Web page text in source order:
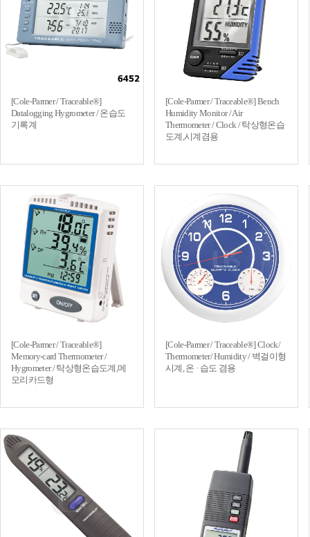
[Cole-Parmer / Traceable®]
Datalogging Hygrometer / 온습도
기록계
[Cole-Parmer / Traceable®] Bench
Humidity Monitor / Air
Thermometer / Clock / 탁상형온습
도계,시계겸용
[Cole-Parmer / Traceable®]
Memory-card Thermometer /
Hygrometer / 탁상형온습도계,메
모리카드형
[Cole-Parmer / Traceable®] Clock/
Thermometer/ Humidity / 벽걸이형
시계, 온 · 습도 겸용